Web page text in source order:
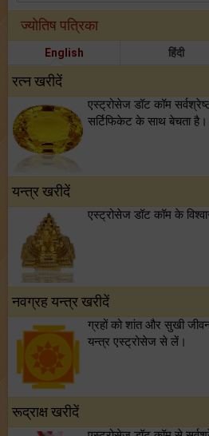
ज्योतिष पत्रिका
English हिंदी
रत्न खरीदें
एस्ट्रोसेज डॉट कॉम
सर्टिफिकेट के साथ बेचता है।
यन्त्र खरीदें
एस्ट्रोसेज डॉट कॉम के
नवग्रह यन्त्र खरीदें
ग्रहों को शांत और सुखी
यन्त्र एस्ट्रोसेज से लें।
रूद्राक्ष खरीदें